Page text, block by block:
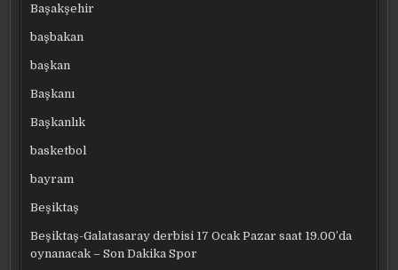
Başakşehir
başbakan
başkan
Başkanı
Başkanlık
basketbol
bayram
Beşiktaş
Beşiktaş-Galatasaray derbisi 17 Ocak Pazar saat 19.00’da
oynanacak – Son Dakika Spor